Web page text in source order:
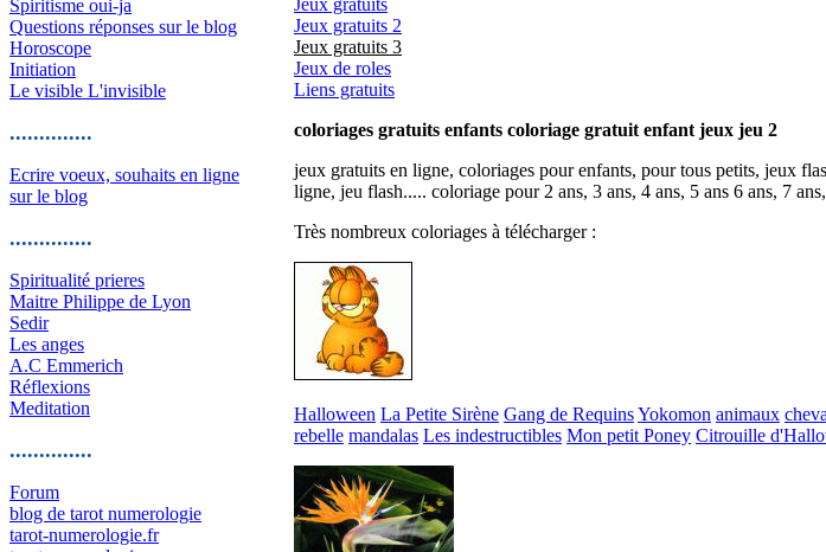
Spiritisme oui-ja
Questions réponses sur le blog
Horoscope
Initiation
Le visible L'invisible
..............
Ecrire voeux, souhaits en ligne
sur le blog
..............
Spiritualité prieres
Maitre Philippe de Lyon
Sedir
Les anges
A.C Emmerich
Réflexions
Meditation
..............
Forum
blog de tarot numerologie
tarot-numerologie.fr
Jeux gratuits
Jeux gratuits 2
Jeux gratuits 3
Jeux de roles
Liens gratuits
coloriages gratuits enfants coloriage gratuit enfant jeux jeu 2
jeux gratuits en ligne, coloriages pour enfants, pour tous petits, jeux
ligne, jeu flash..... coloriage pour 2 ans, 3 ans, 4 ans, 5 ans 6 ans, 7
Très nombreux coloriages à télécharger :
Halloween La Petite Sirène Gang de RequinsYokomon animaux
rebelle mandalas Les indestructibles Mon petit Poney Citrouille